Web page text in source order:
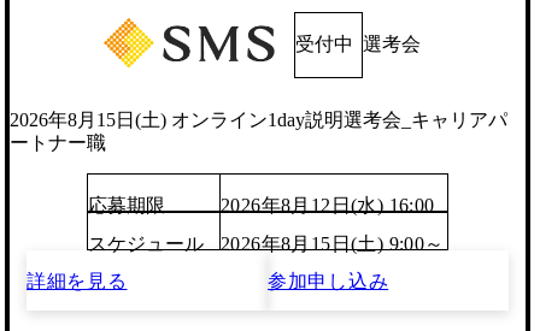
受付中 選考会
2026年8月15日(土) オンライン1day説明選考会_キャリアパ
ートナー職
応募期限
2026年8月12日(水) 16:00
スケジュール
2026年8月15日(土) 9:00～
詳細を見る
参加申し込み